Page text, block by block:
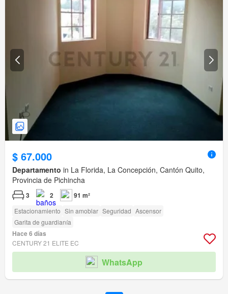
$ 67.000
Departamento in La Florida, La Concepción, Cantón Quito,
Provincia de Pichincha
3 2 91 m²
Estacionamiento Sin amoblar Seguridad Ascensor
Garita de guardianía
Hace 6 días
CENTURY 21 ELITE EC
WhatsApp